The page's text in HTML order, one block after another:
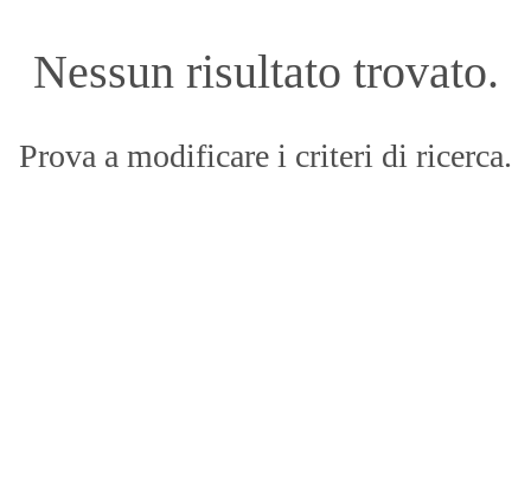
Nessun risultato trovato.
Prova a modificare i criteri di ricerca.